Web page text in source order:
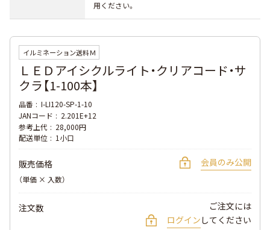
用ください。
イルミネーション送料Ｍ
ＬＥＤアイシクルライト・クリアコード・サ
クラ【1-100本】
品番
I-LI120-SP-1-10
JANコード
2.201E+12
参考上代
28,000円
配送単位
1小口
販売価格
（単価 × 入数）
会員のみ公開
注文数
ご注文には
ログイン してください